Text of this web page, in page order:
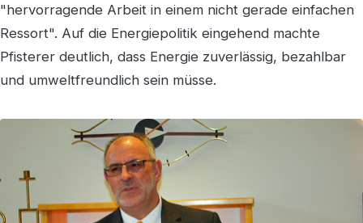
"hervorragende Arbeit in einem nicht gerade einfachen
Ressort". Auf die Energiepolitik eingehend machte
Pfisterer deutlich, dass Energie zuverlässig, bezahlbar
und umweltfreundlich sein müsse.